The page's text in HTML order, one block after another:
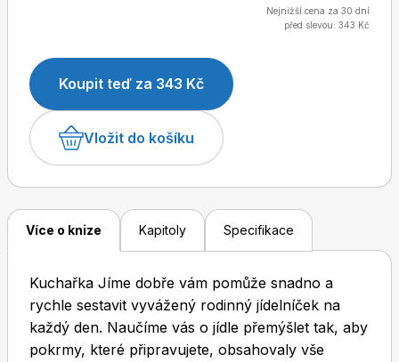
Dětské časopisy
Burda Best of
tvůrčím způsobem využít zbytky a zapojit do práce
Nejnižší cena za 30 dní
před slevou: 343 Kč
Koupit teď za 343 Kč
Vložit do košíku
Více o knize Kapitoly Specifikace
Kuchařka Jíme dobře vám pomůže snadno a
rychle sestavit vyvážený rodinný jídelníček na
každý den. Naučíme vás o jídle přemýšlet tak, aby
pokrmy, které připravujete, obsahovaly vše